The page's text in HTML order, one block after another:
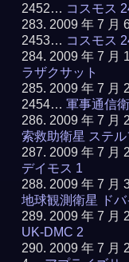
2452… コスモス
2009 年 7 月
2453… コスモス
2009 年 7 月
ラザクサット
2009 年 7 月
2454…軍事通信
2009 年 7 月
索救助衛星 ステル
2009 年 7 月
デイモス 1
2009 年 7 月
地球観測衛星 ド
2009 年 7 月
UK-DMC 2
2009 年 7 月